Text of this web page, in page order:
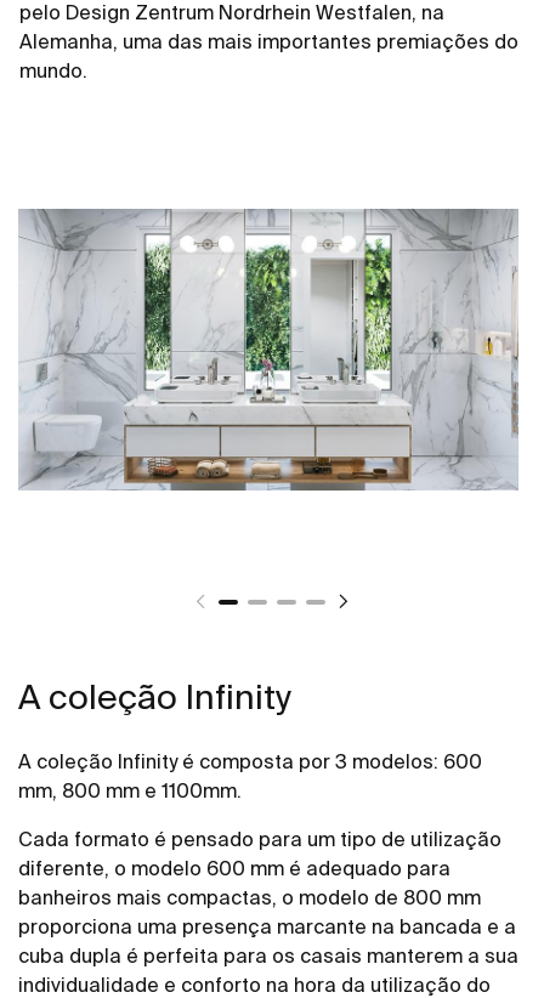
pelo Design Zentrum Nordrhein Westfalen, na
Alemanha, uma das mais importantes premiações do
mundo.
A coleção Infinity
A coleção Infinity é composta por 3 modelos: 600
mm, 800 mm e 1100mm.
Cada formato é pensado para um tipo de utilização
diferente, o modelo 600 mm é adequado para
banheiros mais compactas, o modelo de 800 mm
proporciona uma presença marcante na bancada e a
cuba dupla é perfeita para os casais manterem a sua
individualidade e conforto na hora da utilização do